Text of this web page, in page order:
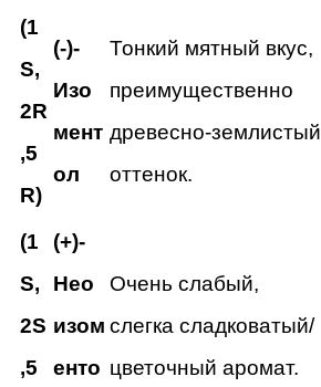
(1
S,
2R
,5
R)
(-)-
Изо
мент
ол
Тонкий мятный вкус,
преимущественно
древесно-землистый
оттенок.
(1
S,
2S
,5
(+)-
Нео
изом
енто
Очень слабый,
слегка сладковатый/
цветочный аромат.